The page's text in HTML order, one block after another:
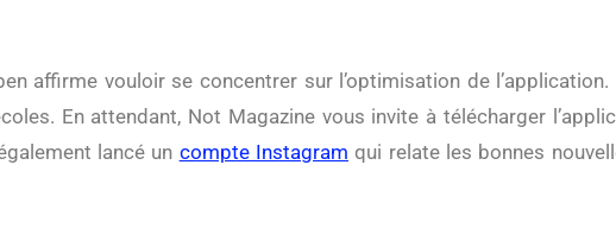
En attendant, Not Magazine vous invite à télécharger
lancé un compte Instagram qui relate les bonnes